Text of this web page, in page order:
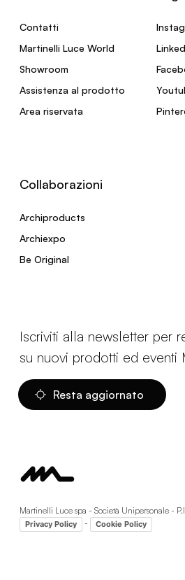
Contatti
Martinelli Luce World
Showroom
Assistenza al prodotto
Area riservata
Collaborazioni
Archiproducts
Archiexpo
Be Original
Iscriviti alla newsletter per
su nuovi prodotti ed eventi
Resta aggiornato
Martinelli Luce spa - Società Unipersonale -
Privacy Policy - Cookie Policy